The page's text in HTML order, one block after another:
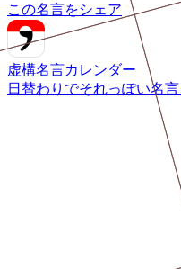
この名言をシェア
虚構名言カレンダー
日替わりでそれっぽい名